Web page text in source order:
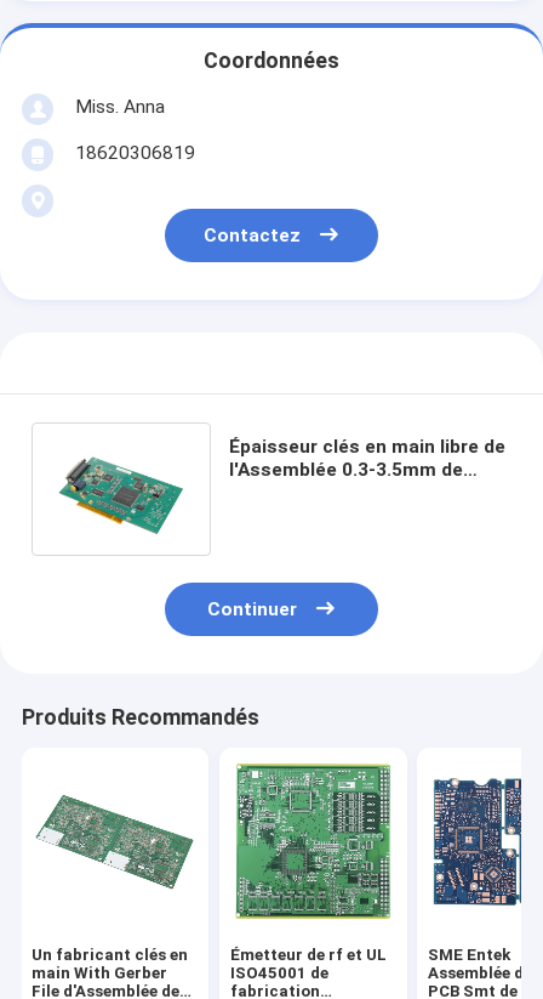
Coordonnées
Miss. Anna
18620306819
Contactez
Épaisseur clés en main libre de
l'Assemblée 0.3-3.5mm de
Continuer
Produits Recommandés
Un fabricant clés en
main With Gerber
File d'Assemblée de
Émetteur de rf et UL
ISO45001 de
fabrication
SME Entek
Assemblée de
PCB Smt de